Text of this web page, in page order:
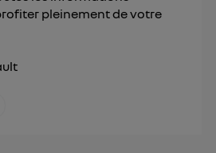
pleinement de votre